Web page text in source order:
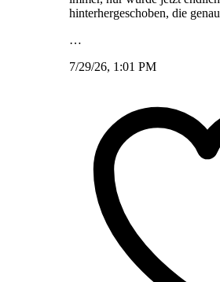
hinterhergeschoben, die
…
7/29/26, 1:01 PM